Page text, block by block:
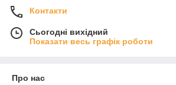
Контакти
Сьогодні вихідний
Показати весь графік роботи
Про нас